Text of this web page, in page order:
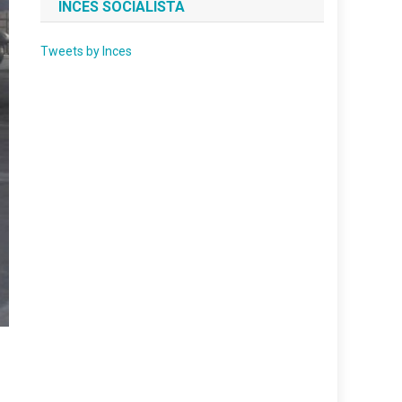
INCES SOCIALISTA
Tweets by Inces